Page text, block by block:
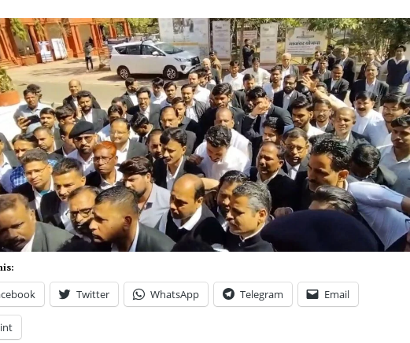
Twitter WhatsApp Telegram Email